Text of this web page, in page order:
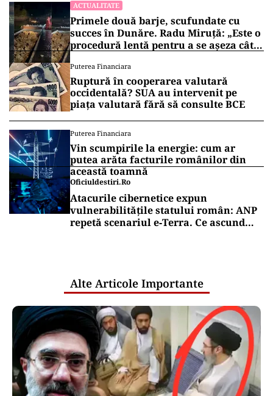
ACTUALITATE
Primele două barje, scufundate cu
succes în Dunăre. Radu Miruță: „Este o
procedură lentă pentru a se așeza cât
Puterea Financiara
Ruptură în cooperarea valutară
occidentală? SUA au intervenit pe
piața valutară fără să consulte BCE
Puterea Financiara
Vin scumpirile la energie: cum ar
putea arăta facturile românilor din
această toamnă
Oficiuldestiri.ro
Atacurile cibernetice expun
vulnerabilitățile statului român: ANP
repetă scenariul e‑Terra. Ce ascund
Alte Articole Importante